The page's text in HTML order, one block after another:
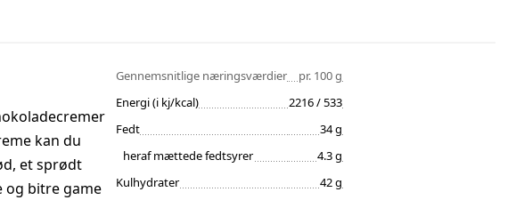
kan du
et sprødt
og bitre game
Gennemsnitlige næringsværdier
pr. 100 g
Energi (i kj/kcal)
2216 / 533
Fedt
34 g
heraf mættede fedtsyrer
4.3 g
Kulhydrater
42 g